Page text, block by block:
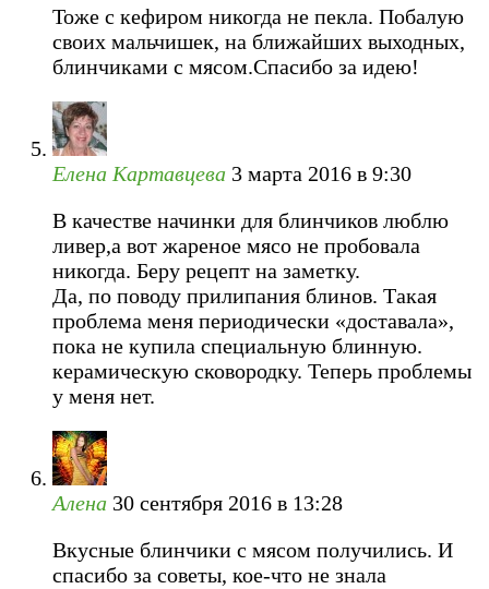
Тоже с кефиром никогда не пекла. Побалую
своих мальчишек, на ближайших выходных,
блинчиками с мясом.Спасибо за идею!
Елена Картавцева 3 марта 2016 в 9:30
В качестве начинки для блинчиков люблю
ливер,а вот жареное мясо не пробовала
никогда. Беру рецепт на заметку.
Да, по поводу прилипания блинов. Такая
проблема меня периодически «доставала»,
пока не купила специальную блинную.
керамическую сковородку. Теперь проблемы
у меня нет.
Алена 30 сентября 2016 в 13:28
Вкусные блинчики с мясом получились. И
спасибо за советы, кое-что не знала